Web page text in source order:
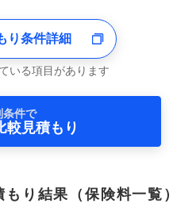
り条件詳細
いる項目があります
条件で
較見積もり
もり結果 （保険料一覧）